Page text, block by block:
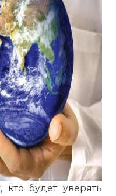
кто будет уверять